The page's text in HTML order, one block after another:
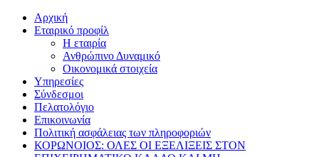
Αρχική
Εταιρικό προφίλ
Η εταιρία
Ανθρώπινο Δυναμικό
Οικονομικά στοιχεία
Υπηρεσίες
Σύνδεσμοι
Πελατολόγιο
Επικοινωνία
Πολιτική ασφάλειας των πληροφοριών
ΚΟΡΩΝΟΙΟΣ: ΟΛΕΣ ΟΙ ΕΞΕΛΙΞΕΙΣ ΣΤΟΝ